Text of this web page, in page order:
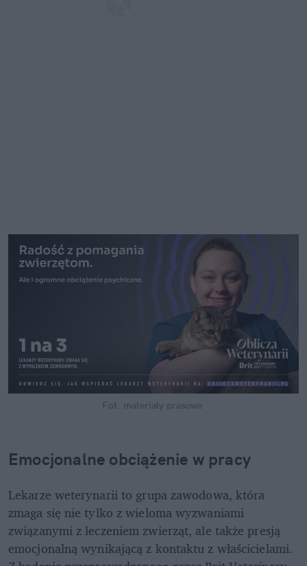
Fot. materiały prasowe
Emocjonalne obciążenie w pracy
Lekarze weterynarii to grupa zawodowa, która
zmaga się nie tylko z wieloma wyzwaniami
związanymi z leczeniem zwierząt, ale także presją
emocjonalną wynikającą z kontaktu z właścicielami.